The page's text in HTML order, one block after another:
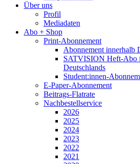
Über uns
Profil
Mediadaten
Abo + Shop
Print-Abonnement
Abonnement innerhalb
SATVISION Heft-Abo
Deutschlands
Student:innen-
E-Paper-Abonnement
Beitrags-Flatrate
Nachbestellservice
2026
2025
2024
2023
2022
2021